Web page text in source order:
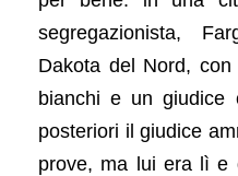
segregazionista,
Dakota del Nord,
bianchi e un giudice
posteriori il giudice
prove, ma lui era lì e